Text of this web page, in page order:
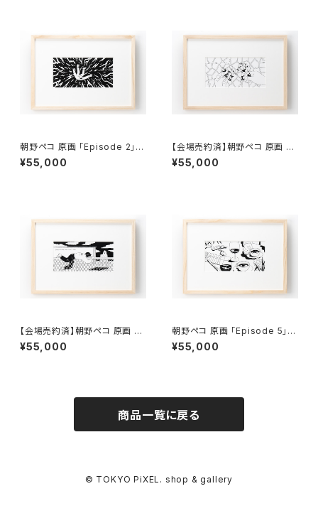
朝野ペコ 原画 「Episode 2」額
付き、直筆サイン入り
¥55,000
【会場売約済】朝野ペコ 原画 「E
pisode 3」額付き、直筆サイン
入り
¥55,000
【会場売約済】朝野ペコ 原画 「E
pisode 4」額付き、直筆サイン
入り
¥55,000
朝野ペコ 原画 「Episode 5」額
付き、直筆サイン入り
¥55,000
商品一覧に戻る
© TOKYO PiXEL. shop & gallery